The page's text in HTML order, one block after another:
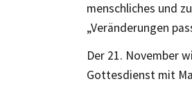
menschliches und
„Veränderungen
Der 21. November
Gottesdienst mit